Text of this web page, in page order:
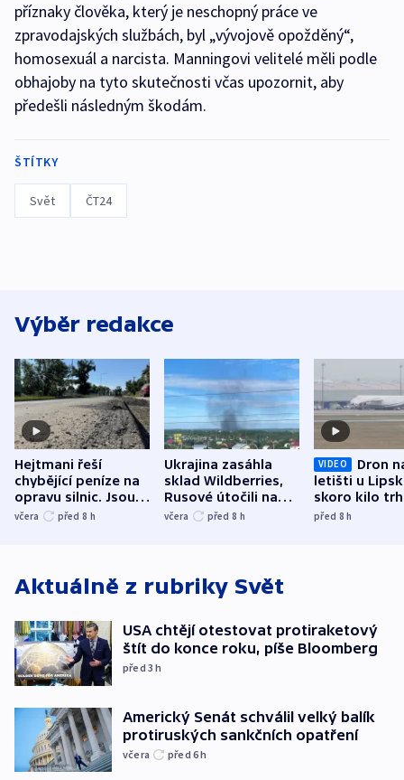
příznaky člověka, který je neschopný práce ve
zpravodajských službách, byl „vývojově opožděný“,
homosexuál a narcista. Manningovi velitelé měli podle
obhajoby na tyto skutečnosti včas upozornit, aby
předešli následným škodám.
ŠTÍTKY
Svět ČT24
Výběr redakce
Hejtmani řeší
chybějící peníze na
opravu silnic. Jsou
nenárokové, namítá
včera před 8 h
Ukrajina zasáhla
sklad Wildberries,
Rusové útočili na
trh, hasiče či
včera před 8 h
VIDEO
Dron
letišti u
skoro kilo
indicie
před 8h
Aktuálně z rubriky Svět
USA chtějí otestovat protiraketový
štít do konce roku, píše Bloomberg
před 3h
Americký Senát schválil velký balík
protiruských sankčních opatření
včera před 6h